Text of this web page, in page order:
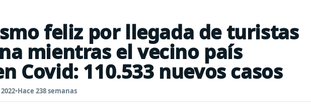
feliz por llegada de turistas
mientras el vecino país
Covid: 110.533 nuevos casos
•Hace 238 semanas